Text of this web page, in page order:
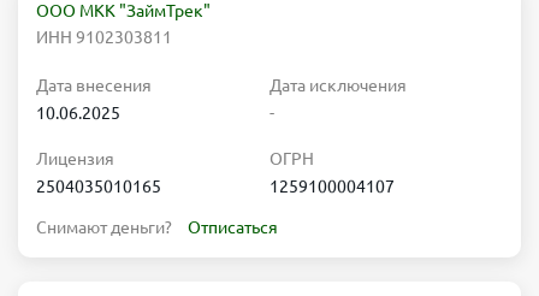
ООО МКК "ЗаймТрек"
ИНН 9102303811
Дата внесения
10.06.2025
Дата исключения
-
Лицензия
2504035010165
ОГРН
1259100004107
Снимают деньги? Отписаться